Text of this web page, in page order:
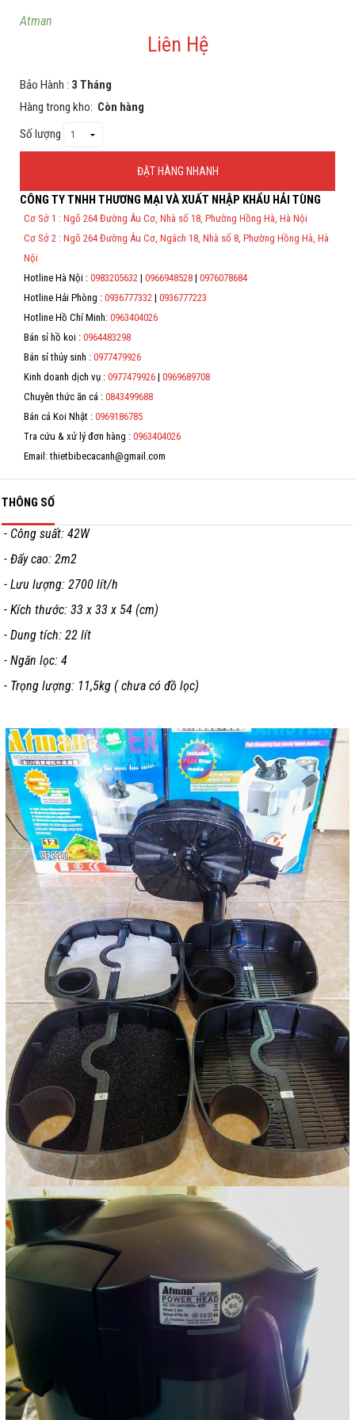
Atman
Liên Hệ
Bảo Hành : 3 Tháng
Hàng trong kho: Còn hàng
Số lượng
ĐẶT HÀNG NHANH
Thông Tin Đặt Hàng
Theo Nghị định 123/2020/NĐ-CP và nghị định 70/2025/NĐ-CP về việc
thực hiện lập Hóa Đơn Điện Tử bán hàng và cung cấp dịch vụ cho
người mua bắt buộc phải thế hiện đầy đủ thông tin: họ tên, địa chỉ, mã
CÔNG TY TNHH THƯƠNG MẠI VÀ XUẤT NHẬP KHẨU HẢI TÙNG
Cơ Sở 1 : Ngõ 264 Đường Âu Cơ, Nhà số 18, Phường Hồng Hà, Hà Nội
Cơ Sở 2 : Ngõ 264 Đường Âu Cơ, Ngách 18, Nhà số 8, Phường Hồng Hà, Hà
Nội
Hotline Hà Nội : 0983205632| 0966948528| 0976078684
Hotline Hải Phòng : 0936777332| 0936777223
Hotline Hồ Chí Minh: 0963404026
Bán sỉ hồ koi : 0964483298
Bán sỉ thủy sinh : 0977479926
Kinh doanh dịch vụ : 0977479926| 0969689708
Chuyên thức ăn cá : 0843499688
Bán cá Koi Nhật : 0969186785
Tra cứu & xử lý đơn hàng : 0963404026
Email: thietbibecacanh@gmail.com
THÔNG SỐ
- Công suất: 42W
- Đẩy cao: 2m2
- Lưu lượng: 2700 lít/h
- Kích thước: 33 x 33 x 54 (cm)
- Dung tích: 22 lít
- Ngăn lọc: 4
- Trọng lượng: 11,5kg ( chưa có đồ lọc)
Liên hệ